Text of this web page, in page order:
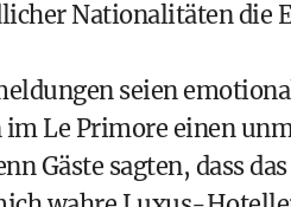
Nationalitäten die
seien
Le Primore einen
Gäste sagten, dass